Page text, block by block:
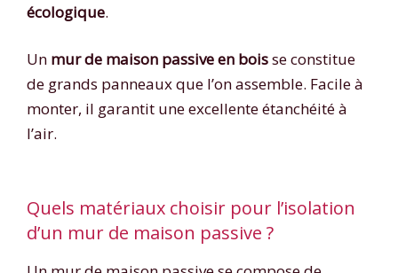
écologique.
Un mur de maison passive en boisse constitue
de grands panneaux que l’on assemble. Facile à
monter, il garantit une excellente étanchéité à
l’air.
Quels matériaux choisir pour l’isolation
d’un mur de maison passive ?